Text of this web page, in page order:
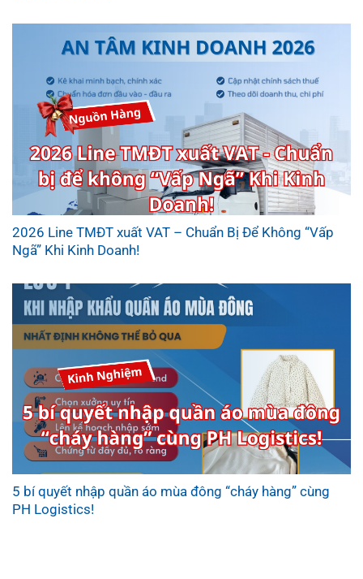
2026 Line TMĐT xuất VAT – Chuẩn Bị Để Không “Vấp
Ngã” Khi Kinh Doanh!
5 bí quyết nhập quần áo mùa đông “cháy hàng” cùng
PH Logistics!